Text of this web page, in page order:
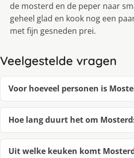
de mosterd en de peper naar
geheel glad en kook nog een
met fijn gesneden prei.
Veelgestelde vragen
Voor hoeveel personen is
Hoe lang duurt het om
Uit welke keuken komt